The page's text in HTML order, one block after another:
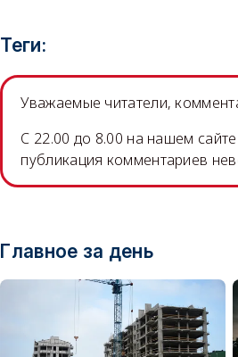
Теги:
Уважаемые читатели,
C 22.00 до 8.00 на нашем
публикация комментариев
Главное за день